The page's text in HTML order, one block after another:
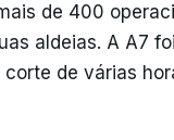
de 400
aldeias. A A7
corte de várias